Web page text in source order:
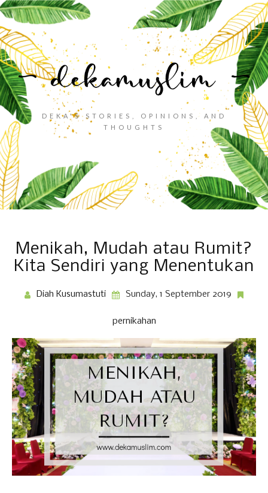
DEKA'S STORIES, OPINIONS, AND
THOUGHTS
Menikah, Mudah atau Rumit?
Kita Sendiri yang Menentukan
Diah Kusumastuti Sunday, 1 September 2019
pernikahan